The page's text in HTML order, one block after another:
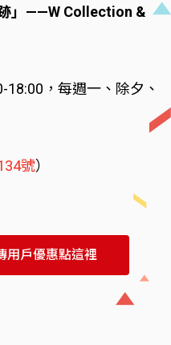
」——W Collection &
，每週一、除夕、
號）
用戶優惠點這裡